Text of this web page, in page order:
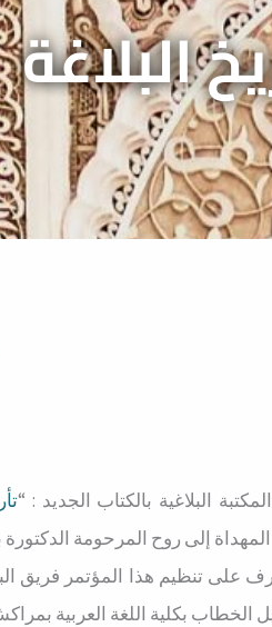
البلاغة
البلاغية بالكتاب الجديد : “
إلى روح المرحومة
على تنظيم هذا المؤتمر فريق
الخطاب بكلية اللغة العربية